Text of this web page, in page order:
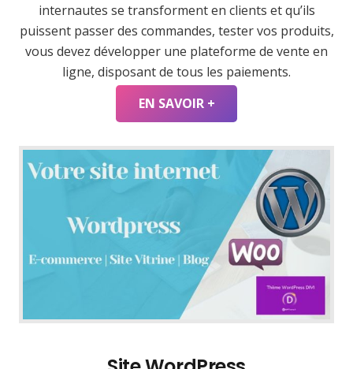
internautes se transforment en clients et qu’ils
puissent passer des commandes, tester vos produits,
vous devez développer une plateforme de vente en
ligne, disposant de tous les paiements.
EN SAVOIR +